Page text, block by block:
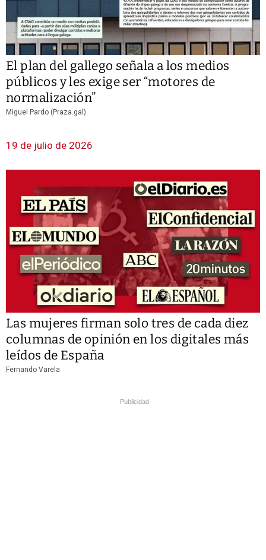
El plan del gallego señala a los medios
públicos y les exige ser “motores de
normalización”
Miguel Pardo (Praza.gal)
19 de julio de 2026
Las mujeres firman solo tres de cada diez
columnas de opinión en los digitales más
leídos de España
Fernando Varela
Publicidad